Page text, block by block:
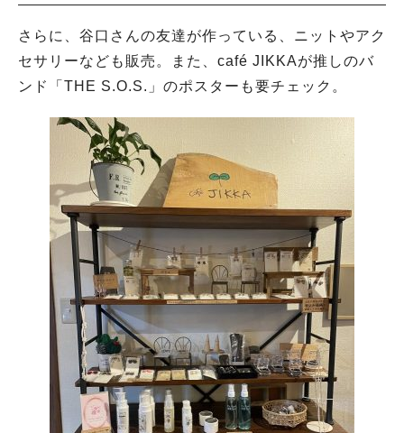
さらに、谷口さんの友達が作っている、ニットやアク
セサリーなども販売。また、café JIKKAが推しのバ
ンド「THE S.O.S.」のポスターも要チェック。